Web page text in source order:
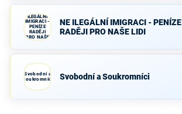
ILEGÁLNÍ
IMIGRACI -
PENÍZE
RADĚJI
PRO NAŠE
LIDI
NE ILEGÁLNÍ IMIGRACI - PENÍZE
RADĚJI PRO NAŠE LIDI
Svobodní a
Soukromníci
Svobodní a Soukromníci